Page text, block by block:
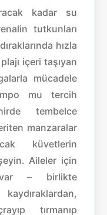
kadar su
tutkunları
hızla
içeri taşıyan
mücadele
mu tercih
tembelce
manzaralar
küvetlerin
Aileler için
– birlikte
tırmanıp